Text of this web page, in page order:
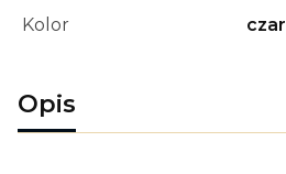
Kolor
Opis